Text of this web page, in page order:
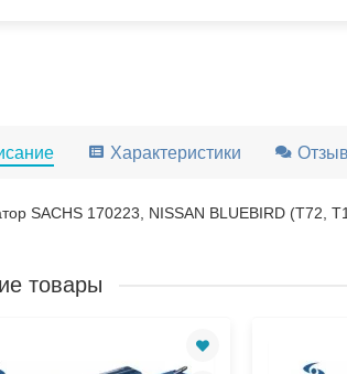
Характеристики
SACHS 170223, NISSAN BLUEBIRD (T72,
товары